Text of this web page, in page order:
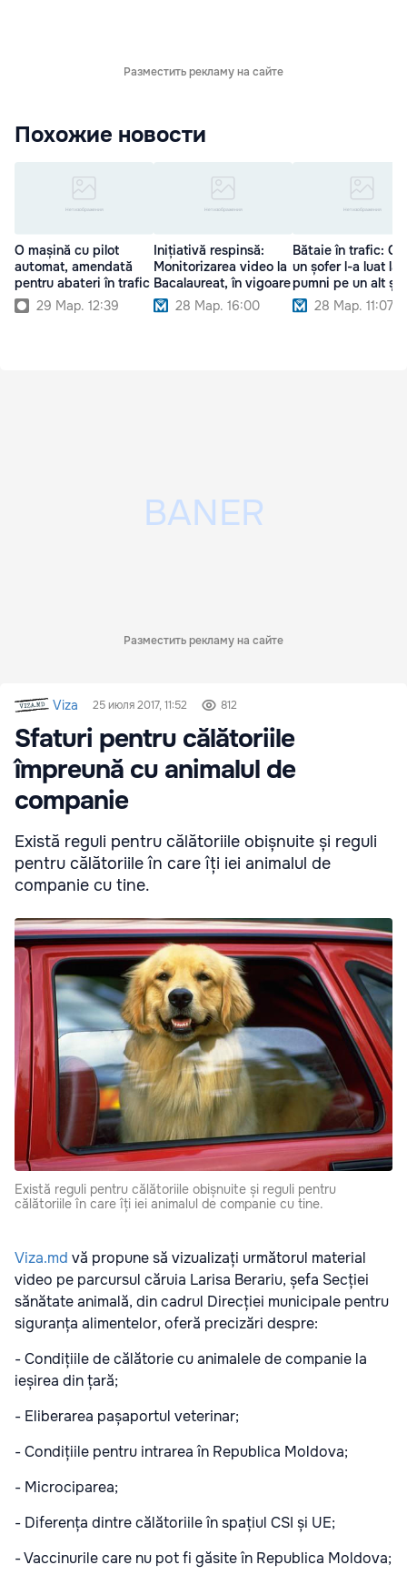
Разместить рекламу на сайте
Похожие новости
O mașină cu pilot
automat, amendată
pentru abateri în trafic
29 Мар. 12:39
Inițiativă respinsă:
Monitorizarea video la
Bacalaureat, în vigoare
28 Мар. 16:00
Bătaie în trafic:
un șofer l-a luat la
pumni pe un alt
28 Мар. 11:07
Разместить рекламу на сайте
Viza 25 июля 2017, 11:52 812
Sfaturi pentru călătoriile
împreună cu animalul de
companie
Există reguli pentru călătoriile obișnuite și reguli
pentru călătoriile în care îți iei animalul de
companie cu tine.
Există reguli pentru călătoriile obișnuite și reguli pentru
călătoriile în care îți iei animalul de companie cu tine.
Viza.md vă propune să vizualizați următorul material
video pe parcursul căruia Larisa Berariu, șefa Secției
sănătate animală, din cadrul Direcției municipale pentru
siguranța alimentelor, oferă precizări despre:
- Condițiile de călătorie cu animalele de companie la
ieșirea din țară;
- Eliberarea pașaportul veterinar;
- Condițiile pentru intrarea în Republica Moldova;
- Microciparea;
- Diferența dintre călătoriile în spațiul CSI și UE;
- Vaccinurile care nu pot fi găsite în Republica Moldova;